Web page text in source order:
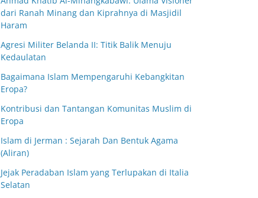
dari Ranah Minang dan Kiprahnya di Masjidil
Haram
Agresi Militer Belanda II: Titik Balik Menuju
Kedaulatan
Bagaimana Islam Mempengaruhi Kebangkitan
Eropa?
Kontribusi dan Tantangan Komunitas Muslim di
Eropa
Islam di Jerman : Sejarah Dan Bentuk Agama
(Aliran)
Jejak Peradaban Islam yang Terlupakan di Italia
Selatan